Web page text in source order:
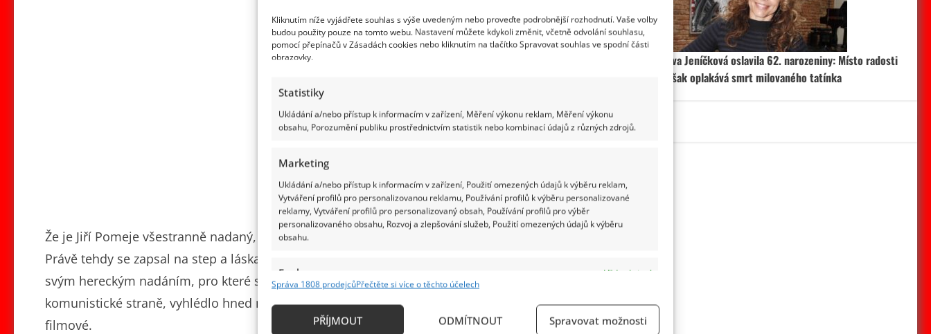
Kliknutím níže vyjádřete souhlas s výše uvedeným nebo proveďte podrobnější rozhodnutí. Vaše volby
budou použity pouze na tomto webu. Nastavení můžete kdykoli změnit, včetně odvolání souhlasu,
pomocí přepínačů v Zásadách cookies nebo kliknutím na tlačítko Spravovat souhlas ve spodní části
obrazovky.
Statistiky
Ukládání a/nebo přístup k informacím v zařízení, Měření výkonu reklam, Měření výkonu
obsahu, Porozumění publiku prostřednictvím statistik nebo kombinací údajů z různých zdrojů.
Marketing
Ukládání a/nebo přístup k informacím v zařízení, Použití omezených údajů k výběru reklam,
Vytváření profilů pro personalizovanou reklamu, Používání profilů k výběru personalizované
reklamy, Vytváření profilů pro personalizovaný obsah, Používání profilů pro výběr
personalizovaného obsahu, Rozvoj a zlepšování služeb, Použití omezených údajů k výběru
obsahu.
Funkce
Vždy aktivní
Identifikace zařízení na základě automaticky přenášených informací.
Správa 1808 prodejcůPřečtěte si více o těchto účelech
PŘÍJMOUT ODMÍTNOUT Spravovat možnosti
Že je Jiří Pomeje všestranně nadaný, se začalo projevovat už v dobách jeho studií na gymnáziu.
Právě tehdy se zapsal na step a láska k tanci ho poté držela dlouhých 12 let. Zájem probudil ale i
svým hereckým nadáním, pro které si ho i přes to, že jeho otec otevřeně vystupoval proti
komunistické straně, vyhlédlo hned několik divadel. A odtud už to byl jenom krůček k tvorbě
filmové.
Eva Jeníčková oslavila 62. narozeniny: Místo radosti
však oplakává smrt milovaného tatínka